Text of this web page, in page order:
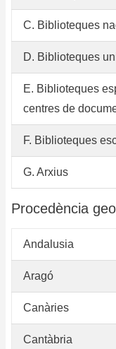
C. Biblioteques
D. Biblioteques
E. Biblioteques
centres de
F. Biblioteques
G. Arxius
Procedència
Andalusia
Aragó
Canàries
Cantàbria